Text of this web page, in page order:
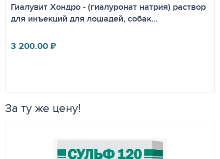
Гиалувит Хондро - (гиалуронат натрия) раствор
для инъекций для лошадей, собак…
3 200.00₽
За ту же цену!